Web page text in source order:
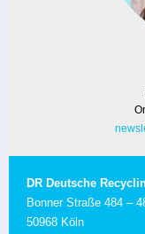
DR Deutsche
Bonner Straße 484 –
50968 Köln